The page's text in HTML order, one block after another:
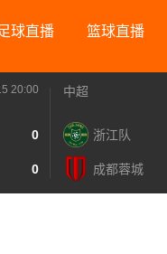
球直播 篮球直播
20:00
0
0
中超
浙江队
成都蓉城